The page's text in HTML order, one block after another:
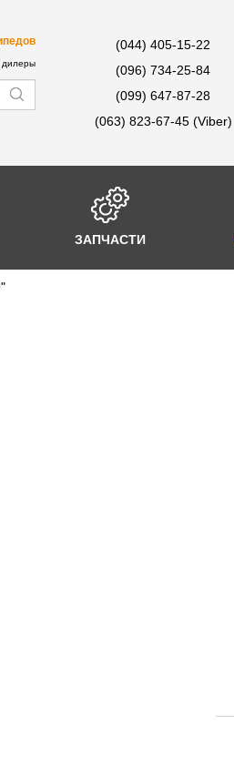
(044) 405-15-22
(096) 734-25-84
(099) 647-87-28
(063) 823-67-45 (Viber)
ЗАПЧАСТИ